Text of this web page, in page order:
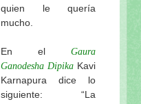
quien le quería
mucho.
En el Gaura
Ganodesha Dipika Kavi
Karnapura dice lo
siguiente: “La